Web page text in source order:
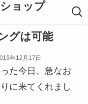
ョップ
グは可能
年12月17日
た今日、急なお
に来てくれまし